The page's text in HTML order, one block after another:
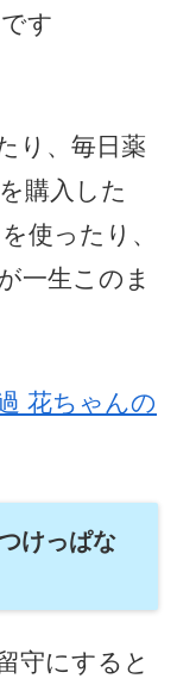
す
り、毎日薬
購入した
使ったり、
一生このま
花ちゃんの
けっぱな
守にすると